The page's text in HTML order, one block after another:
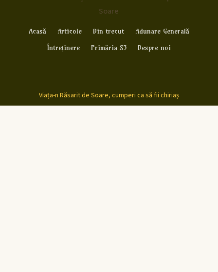
Soare
Acasă Articole Din trecut
Adunare Generală
Întreținere
Primăria S3 Despre noi
Viața-n Răsarit de Soare, cumperi ca să fii chiriaș